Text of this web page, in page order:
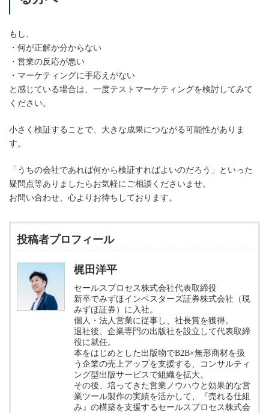
もし、
・何が正解か分からない
・営業の反応が悪い
・マーケティングに手応えがない
と感じている場合は、一度テストマーケティングを検討してみて
ください。
小さく検証することで、大きな成果につながる可能性がありま
す。
「うちの会社であれば何から検証すればよいのだろう」といった
疑問点等ありましたらお気軽にご相談くださいませ。
お問い合わせ、心よりお待ちしております。
投稿者プロフィール
梶田洋平
セールスプロセス株式会社代表取締役
新卒でみずほインベスターズ証券株式会社（現
みずほ証券）に入社。
個人・法人営業に従事し、社長賞を獲得。
退社後、企業専門の出版社を設立して代表取締
役に就任。
本をはじめとした出版物でB2B×無形商材を扱
う企業の売上アップを支援する、コンサルティ
ング型出版サービスで組織を拡大。
その後、培ってきた営業ノウハウと効果的な営
業ツール製作の実績を活かして、『売れる仕組
み』の構築を支援するセールスプロセス株式会